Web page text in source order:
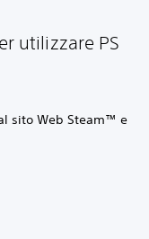
utilizzare PS
sito Web Steam™ e